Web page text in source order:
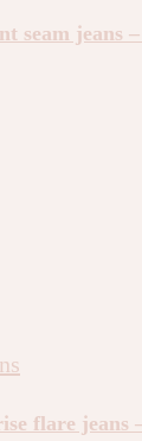
seam jeans
flare jeans